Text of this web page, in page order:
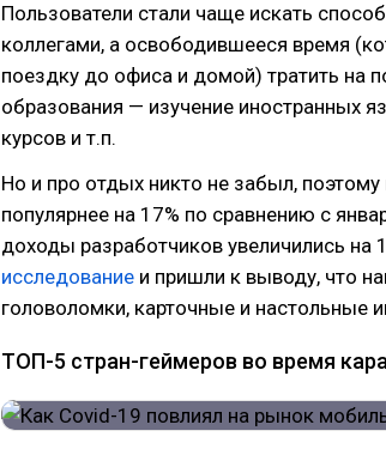
Пользователи стали чаще искать
коллегами, а освободившееся время
поездку до офиса и домой) тратить на
образования — изучение иностранных
курсов и т.п.
Но и про отдых никто не забыл,
популярнее на 17% по сравнению с
доходы разработчиков увеличились на
исследование и пришли к выводу, что
головоломки, карточные и настольные
ТОП-5 стран-геймеров во время